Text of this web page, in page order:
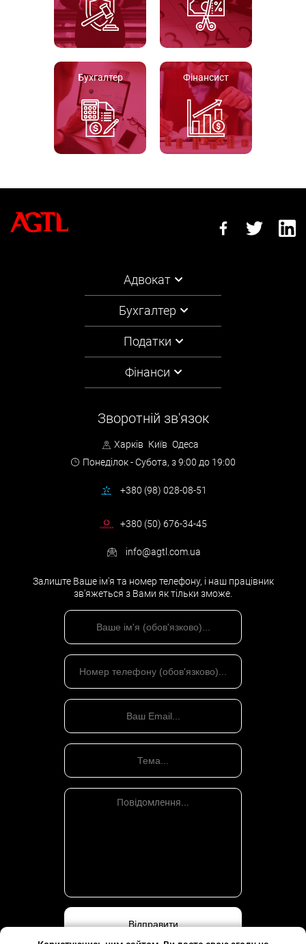
Бухгалтер Фінансист
Адвокат
Бухгалтер
Податки
Фінанси
Зворотній зв'язок
Харків Київ Одеса
Понеділок - Субота, з 9:00 до 19:00
+380 (98) 028-08-51
+380 (50) 676-34-45
info@agtl.com.ua
Залиште Ваше ім'я та номер телефону, і наш працівник
зв'яжеться з Вами як тільки зможе.